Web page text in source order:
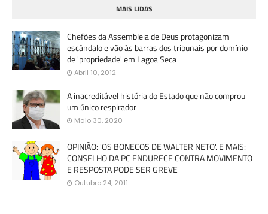
MAIS LIDAS
Chefões da Assembleia de Deus protagonizam
escândalo e vão às barras dos tribunais por domínio
de 'propriedade' em Lagoa Seca
Abril 10, 2012
A inacreditável história do Estado que não comprou
um único respirador
Maio 30, 2020
OPINIÃO: 'OS BONECOS DE WALTER NETO'. E MAIS:
CONSELHO DA PC ENDURECE CONTRA MOVIMENTO
E RESPOSTA PODE SER GREVE
Outubro 24, 2011